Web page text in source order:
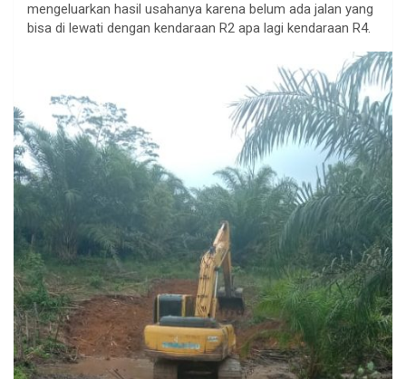
mengeluarkan hasil usahanya karena belum ada jalan yang
bisa di lewati dengan kendaraan R2 apa lagi kendaraan R4.